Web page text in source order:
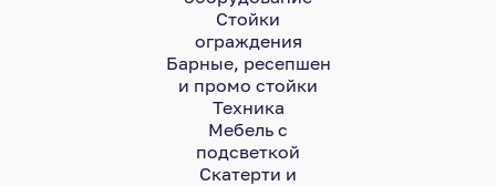
Стойки
ограждения
Барные, ресепшен
и промо стойки
Техника
Мебель с
подсветкой
Скатерти и